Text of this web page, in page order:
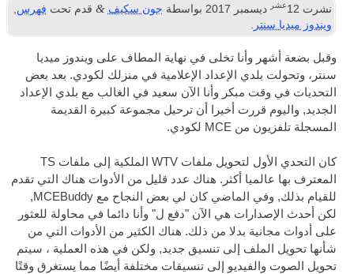
نشرت 12عشر ديسمبر 2017 بواسطة جون سكيف & قدم تحت فهرس,
ويندوز ميديا ​​سنتر .
وقبل بضعة أشهر وأنا تخلى في نهاية المطاف على ويندوز ميديا ​​
سنتر، وتحولت بلدي الإعداد الإعلامية في منزلك لكودي. بعد بعض
التحديات في وقت مبكر وأنا الآن سعيد في الغالب مع بلدي الإعداد
الجديد, واليوم قررت أخيرا أن ترحيل مجموعة كبيرة القديمة
المسجلةتلفزيون من MCE لكودي.
كان التحدي الأول لتحويل ملفات WTV الملكية إلى ملفات TS
المعترف بها عالميا أكثر. هناك عدد قليل من الأدوات هناك التي تقدم
للقيام بذلك, وفي الماضي كان لي بعض النجاح مع MCEBuddy,
لكن أحدث الإصدارات هي الآن "دفع ل" وأنا دائما في محاولة للعثور
على أدوات مجانية بدلا من ذلك. هناك الكثير من الأدوات التي من
شأنها تحويل الملف إلى تنسيق جديد, ولكن في هذه العملية ، سيتم
تحويل الصوت والفيديو إلى تنسيقات مختلفة أيضًا مما يستغرق وقتًا